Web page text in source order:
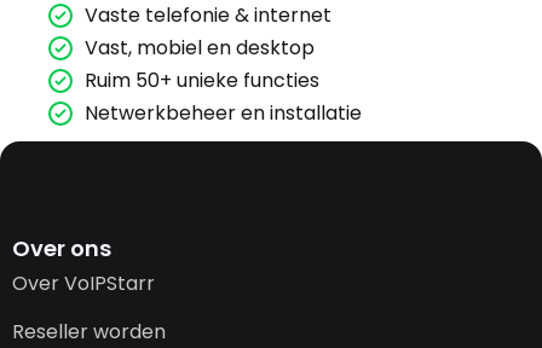
Vaste telefonie & internet
Vast, mobiel en desktop
Ruim 50+ unieke functies
Netwerkbeheer en installatie
Over ons
Over VoIPStarr
Reseller worden